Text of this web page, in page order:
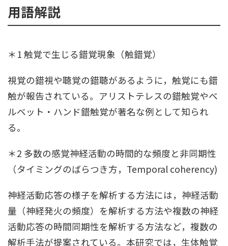
用語解説
＊1 触覚で生じる錯覚現象（触錯覚）
視覚の錯視や聴覚の錯聴があるように，触覚にも錯
触が報告されている。アリストテレスの錯触覚やベ
ルベット・ハンド錯触覚が著名な例として知られ
る。
＊2 多数の感覚神経活動の時間的な頻度と非同期性
（タイミングのばらつき方，Temporal coherency)
神経活動応答の様子を解析する方法には，神経活動
量（神経発火の頻度）を解析する方法や複数の神経
活動応答の時間同期性を解析する方法など，複数の
解析手法が提案されている。本研究では，生体触覚